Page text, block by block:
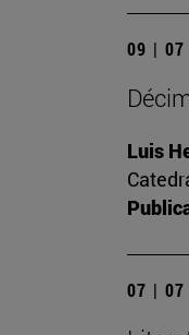
09 |
Luis
07 |